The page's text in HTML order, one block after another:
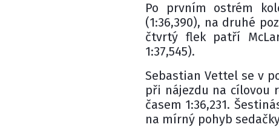
Po prvním ostrém
(1:36,390), na druhé
čtvrtý flek patří
1:37,545).
Sebastian Vettel se v
při nájezdu na cílovou
časem 1:36,231.
na mírný pohyb